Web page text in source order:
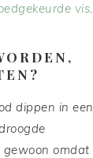
vis.
dippen in een
gewoon omdat